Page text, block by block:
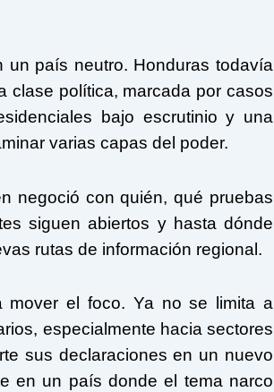
un país neutro. Honduras todavía
clase política, marcada por casos
bajo escrutinio y una
varias capas del poder.
negoció con quién, qué pruebas
siguen abiertos y hasta dónde
rutas de información regional.
mover el foco. Ya no se limita a
especialmente hacia sectores
sus declaraciones en un nuevo
en un país donde el tema narco